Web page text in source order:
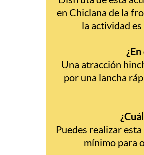
en Chiclana de la
la actividad
Una atracción
por una lancha
Puedes realizar
mínimo para